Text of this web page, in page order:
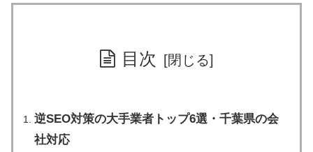
目次
逆SEO対策の大手業者トップ6選・千葉県の会
社対応